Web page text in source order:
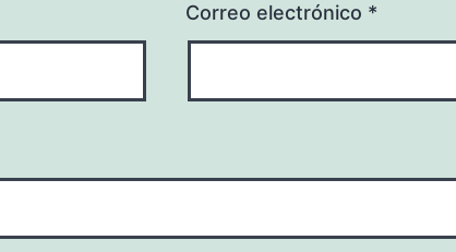
Correo electrónico *